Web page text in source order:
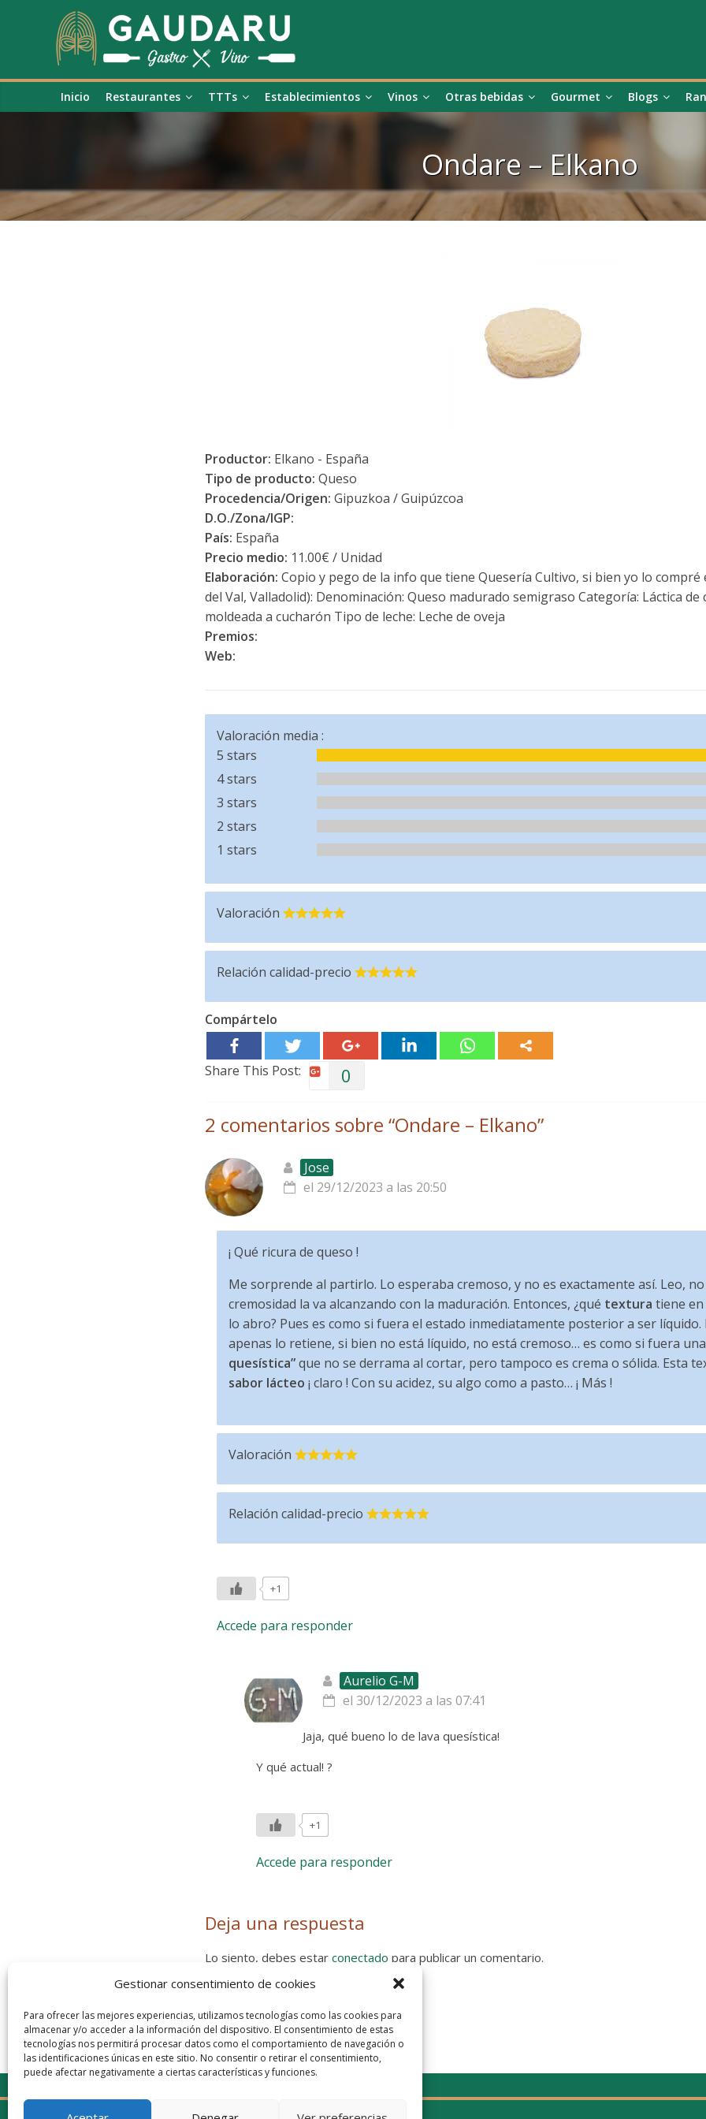
Gestionar consentimiento de cookies
Para ofrecer las mejores experiencias, utilizamos tecnologías como las cookies para
almacenar y/o acceder a la información del dispositivo. El consentimiento de estas
tecnologías nos permitirá procesar datos como el comportamiento de navegación o
las identificaciones únicas en este sitio. No consentir o retirar el consentimiento,
puede afectar negativamente a ciertas características y funciones.
Inicio Restaurantes TTTs Establecimientos Vinos Otras bebidas Gourmet Blogs
Ondare – Elkano
Productor: Elkano - España
Tipo de producto: Queso
Procedencia/Origen: Gipuzkoa / Guipúzcoa
D.O./Zona/IGP:
País: España
Precio medio: 11.00€ / Unidad
Elaboración: Copio y pego de la info que tiene Quesería Cultivo, si bien yo lo compré
del Val, Valladolid): Denominación: Queso madurado semigraso Categoría: Láctica
moldeada a cucharón Tipo de leche: Leche de oveja
Premios:
Web:
Valoración media :
5 stars
4 stars
3 stars
2 stars
1 stars
Valoración
Relación calidad-precio
Compártelo
Share This Post: 0
2 comentarios sobre “Ondare – Elkano”
Jose
el 29/12/2023 a las 20:50
¡ Qué ricura de queso !
Me sorprende al partirlo. Lo esperaba cremoso, y no es exactamente así. Leo,
cremosidad la va alcanzando con la maduración. Entonces, ¿qué textura tiene
lo abro? Pues es como si fuera el estado inmediatamente posterior a ser líquido.
apenas lo retiene, si bien no está líquido, no está cremoso… es como si fuera
quesística”que no se derrama al cortar, pero tampoco es crema o sólida. Esta
sabor lácteo ¡ claro ! Con su acidez, su algo como a pasto… ¡ Más !
Valoración
Relación calidad-precio
+1
Accede para responder
Aurelio G-M
el 30/12/2023 a las 07:41
Jaja, qué bueno lo de lava quesística!
Y qué actual! ?
+1
Accede para responder
Deja una respuesta
Lo siento, debes estar conectado para publicar un comentario.
Entra con tu red social
He leído y acepto laPolítica de Privacidad